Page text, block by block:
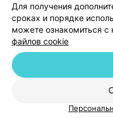
© 2026 ООО «Артокс Лаб», УНП
г. Минск, улица
Служба
Для получения
сроках и порядке
можете ознакомиться с
файлов cookie